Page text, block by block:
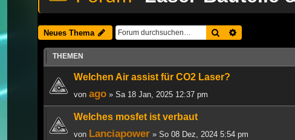
Neues Thema Suche
THEMEN
Welchen Air assist für CO2 Laser?
von ago » Sa 18 Jan, 2025 12:37 pm
Welches mosfet ist verbaut
von Lanciapower » So 08 Dez, 2024 5:54 pm